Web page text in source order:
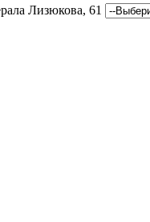
Лизюкова, 61